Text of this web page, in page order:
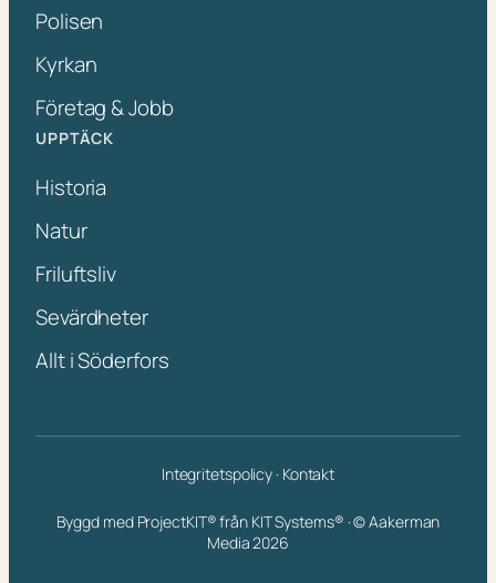
Polisen
Kyrkan
Företag & Jobb
UPPTÄCK
Historia
Natur
Friluftsliv
Sevärdheter
Allt i Söderfors
Integritetspolicy · Kontakt
Byggd med ProjectKIT® från KIT Systems® · © Aakerman
Media 2026